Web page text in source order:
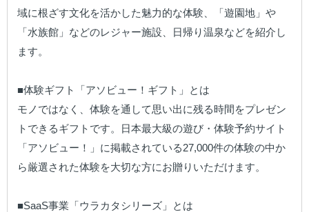
域に根ざす文化を活かした魅力的な体験、「遊園地」や
「水族館」などのレジャー施設、日帰り温泉などを紹介し
ます。
■体験ギフト「アソビュー！ギフト」とは
モノではなく、体験を通して思い出に残る時間をプレゼン
トできるギフトです。日本最大級の遊び・体験予約サイト
「アソビュー！」に掲載されている27,000件の体験の中か
ら厳選された体験を大切な方にお贈りいただけます。
■SaaS事業「ウラカタシリーズ」とは